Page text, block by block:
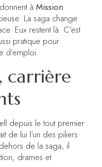
donnent à Mission
La saga change
Eux restent là. C’est
pratique pour
d’emploi.
carrière
depuis le tout premier
de lui l’un des piliers
de la saga, il
drames et